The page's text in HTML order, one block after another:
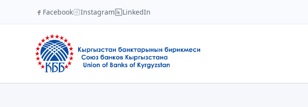
Facebook Instagram LinkedIn